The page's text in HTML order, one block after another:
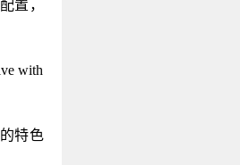
置，
with
特色